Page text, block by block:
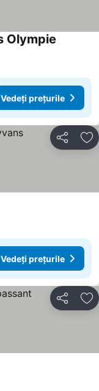
Olympie
Vedeți prețurile
Distribuiți
Vedeți prețurile
Distribuiți